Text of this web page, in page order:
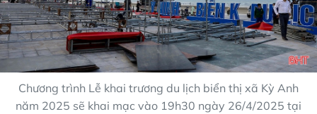
Chương trình Lễ khai trương du lịch biển thị xã Kỳ Anh
năm 2025 sẽ khai mạc vào 19h30 ngày 26/4/2025 tại